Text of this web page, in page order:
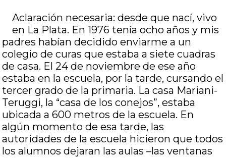
Aclaración necesaria: desde que nací, vivo
en La Plata. En 1976 tenía ocho años y mis
padres habían decidido enviarme a un
colegio de curas que estaba a siete cuadras
de casa. El 24 de noviembre de ese año
estaba en la escuela, por la tarde, cursando el
tercer grado de la primaria. La casa Mariani-
Teruggi, la “casa de los conejos”, estaba
ubicada a 600 metros de la escuela. En
algún momento de esa tarde, las
autoridades de la escuela hicieron que todos
los alumnos dejaran las aulas –las ventanas